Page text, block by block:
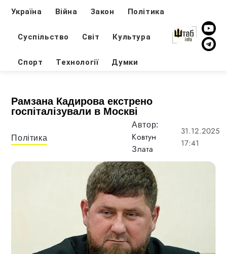
Україна Війна Закон Політика
Суспільство Світ Культура
Спорт Технології Думки
Рамзана Кадирова екстрено
госпіталізували в Москві
Політика
Автор:
Ковтун
Злата
31.12.2025
17:41